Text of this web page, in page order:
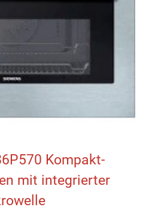
Kompakt-
mit integrierter